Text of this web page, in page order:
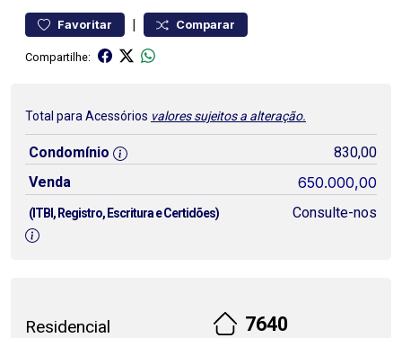
Favoritar | Comparar
Compartilhe:
Total para Acessórios valores sujeitos a alteração.
Condomínio
830,00
Venda
650.000,00
(ITBI, Registro, Escritura e Certidões) Consulte-nos
Residencial 7640